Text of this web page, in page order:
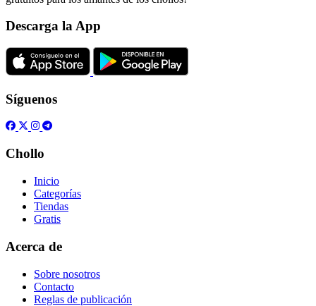
Descarga la App
Síguenos
Chollo
Inicio
Categorías
Tiendas
Gratis
Acerca de
Sobre nosotros
Contacto
Reglas de publicación